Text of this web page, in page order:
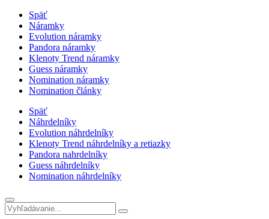
Späť
Náramky
Evolution náramky
Pandora náramky
Klenoty Trend náramky
Guess náramky
Nomination náramky
Nomination články
Späť
Náhrdelníky
Evolution náhrdelníky
Klenoty Trend náhrdelníky a retiazky
Pandora nahrdelníky
Guess náhrdelníky
Nomination náhrdelníky